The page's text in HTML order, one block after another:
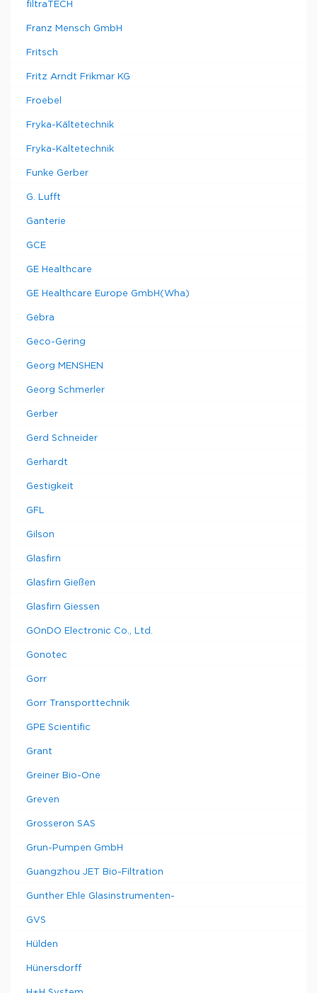
filtraTECH
Franz Mensch GmbH
Fritsch
Fritz Arndt Frikmar KG
Froebel
Fryka-Kältetechnik
Fryka-Kaltetechnik
Funke Gerber
G. Lufft
Ganterie
GCE
GE Healthcare
GE Healthcare Europe GmbH(Wha)
Gebra
Geco-Gering
Georg MENSHEN
Georg Schmerler
Gerber
Gerd Schneider
Gerhardt
Gestigkeit
GFL
Gilson
Glasfirn
Glasfirn Gießen
Glasfirn Giessen
GOnDO Electronic Co., Ltd.
Gonotec
Gorr
Gorr Transporttechnik
GPE Scientific
Grant
Greiner Bio-One
Greven
Grosseron SAS
Grun-Pumpen GmbH
Guangzhou JET Bio-Filtration
Gunther Ehle Glasinstrumenten-
GVS
Hülden
Hünersdorff